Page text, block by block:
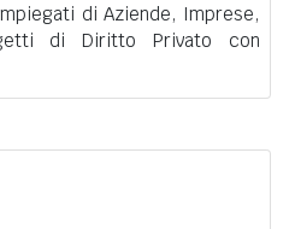
di Aziende, Imprese,
di Diritto Privato con